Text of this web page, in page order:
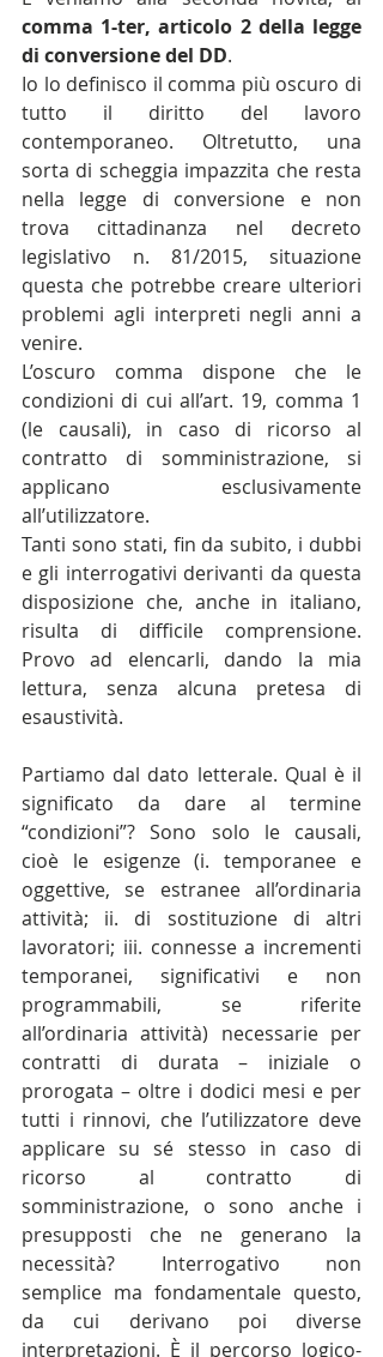
comma 1-ter, articolo 2 della legge
di conversione del DD.
Io lo definisco il comma più oscuro di
tutto il diritto del lavoro
contemporaneo. Oltretutto, una
sorta di scheggia impazzita che resta
nella legge di conversione e non
trova cittadinanza nel decreto
legislativo n. 81/2015, situazione
questa che potrebbe creare ulteriori
problemi agli interpreti negli anni a
venire.
L’oscuro comma dispone che le
condizioni di cui all’art. 19, comma 1
(le causali), in caso di ricorso al
contratto di somministrazione, si
applicano esclusivamente
all’utilizzatore.
Tanti sono stati, fin da subito, i dubbi
e gli interrogativi derivanti da questa
disposizione che, anche in italiano,
risulta di difficile comprensione.
Provo ad elencarli, dando la mia
lettura, senza alcuna pretesa di
esaustività.
Partiamo dal dato letterale. Qual è il
significato da dare al termine
“condizioni”? Sono solo le causali,
cioè le esigenze (i. temporanee e
oggettive, se estranee all’ordinaria
attività; ii. di sostituzione di altri
lavoratori; iii. connesse a incrementi
temporanei, significativi e non
programmabili, se riferite
all’ordinaria attività) necessarie per
contratti di durata – iniziale o
prorogata – oltre i dodici mesi e per
tutti i rinnovi, che l’utilizzatore deve
applicare su sé stesso in caso di
ricorso al contratto di
somministrazione, o sono anche i
presupposti che ne generano la
necessità? Interrogativo non
semplice ma fondamentale questo,
da cui derivano poi diverse
interpretazioni. È il percorso logico-